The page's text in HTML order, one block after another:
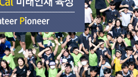
학교상징
학교연혁
학교 CI
교직원현황
학생현황